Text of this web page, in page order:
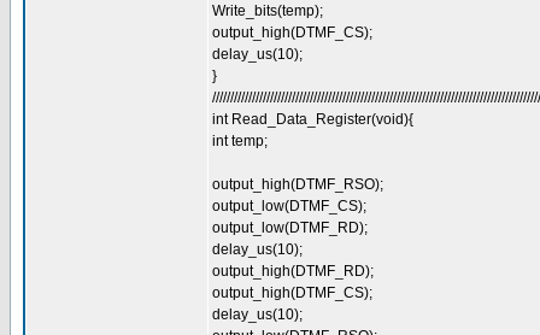
Write_bits(temp);
output_high(DTMF_CS);
delay_us(10);
}
int Read_Data_Register(void){
int temp;
output_high(DTMF_RSO);
output_low(DTMF_CS);
output_low(DTMF_RD);
delay_us(10);
output_high(DTMF_RD);
output_high(DTMF_CS);
delay_us(10);